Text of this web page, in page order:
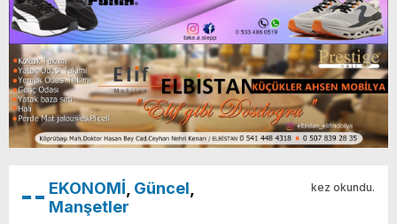
EKONOMİ Güncel
Manşetler
kez okundu.